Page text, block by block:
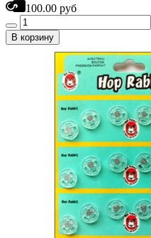
100.00 руб
В корзину